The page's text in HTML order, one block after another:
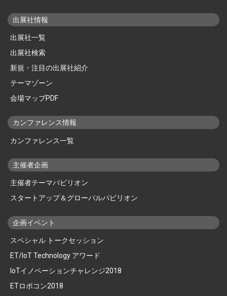
出展社情報
出展社一覧
出展社検索
新規・注目の出展社紹介
テーマゾーン
会場マップPDF
カンファレンス情報
カンファレンス一覧
主催者企画
主催者テーマパビリオン
スタートアップ＆グローバルパビリオン
企画イベント
スペシャル トークセッション
ET/IoT Technology アワード
IoTイノベーションチャレンジ2018
ETロボコン2018